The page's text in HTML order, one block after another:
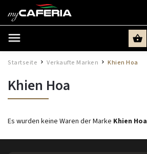
Startseite / Verkaufte Marken / Khien Hoa
Khien Hoa
Es wurden keine Waren der Marke Khien Hoa